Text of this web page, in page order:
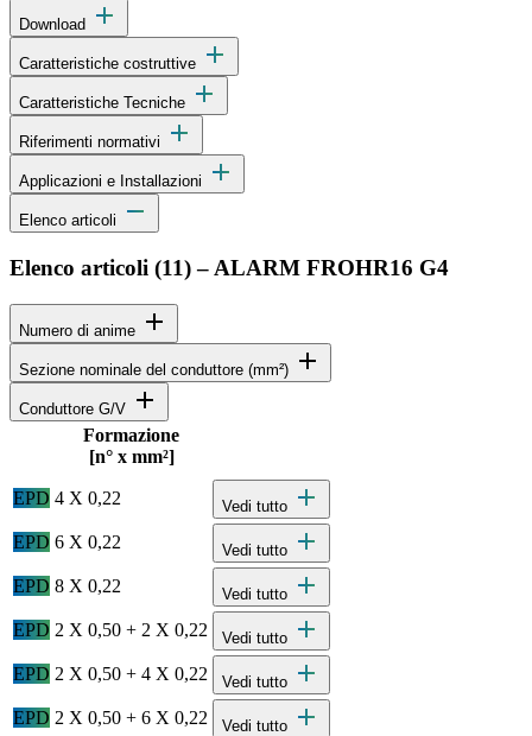
Download add
Caratteristiche costruttive add
Caratteristiche Tecniche add
Riferimenti normativi add
Applicazioni e Installazioni add
Elenco articoli remove
Elenco articoli (11)– ALARM FROHR16 G4
Numero di anime add
Sezione nominale del conduttore (mm²) add
Conduttore G/V add
Specifiche dettagliate del prodotto e dati tecnici
Formazione
[n° x mm²]
EPD 4 X 0,22 Vedi tutto add
EPD 6 X 0,22 Vedi tutto add
EPD 8 X 0,22 Vedi tutto add
EPD 2 X 0,50 + 2 X 0,22 Vedi tutto add
EPD 2 X 0,50 + 4 X 0,22 Vedi tutto add
EPD 2 X 0,50 + 6 X 0,22 Vedi tutto add